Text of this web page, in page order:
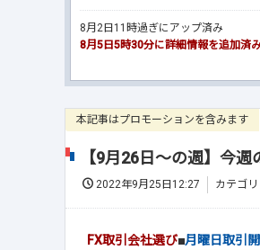
8月2日11時過ぎにアップ済み
8月5日5時30分に詳細情報を追加済
本記事はプロモーションを含みます
【9月26日～の週】今
2022年9月25日12:27 カテゴリ
FX取引会社選び■月曜日取引